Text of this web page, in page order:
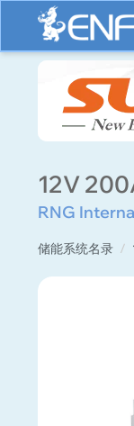
12V
RNG
储能系统名录